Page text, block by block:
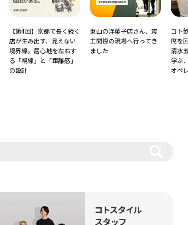
【第4回】京都で長く続く
店が生み出す、見えない
境界線。居心地を左右す
る「視線」と「距離感」
の設計
東山の洋菓子店さん、竣
工間際の現場へ行ってき
ました
コト
席を
清水
学ぶ
オペ